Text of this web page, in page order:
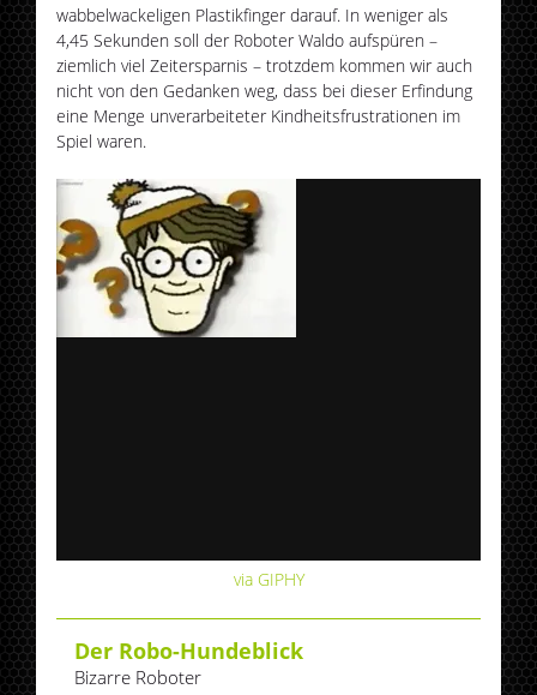
wabbelwackeligen Plastikfinger darauf. In weniger als
4,45 Sekunden soll der Roboter Waldo aufspüren –
ziemlich viel Zeitersparnis – trotzdem kommen wir auch
nicht von den Gedanken weg, dass bei dieser Erfindung
eine Menge unverarbeiteter Kindheitsfrustrationen im
Spiel waren.
via GIPHY
Der Robo-Hundeblick
Bizarre Roboter